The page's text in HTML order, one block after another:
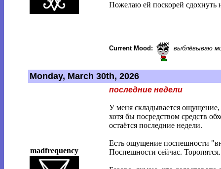
Пожелаю ей поскорей сдохнуть
Current Mood: выблёвываю
Monday, March 30th, 2026
madfrequency
последние недели
У меня складывается ощущение,
хотя бы посредством средств
остаётся последние недели.
Есть ощущение поспешности
Поспешности сейчас. Торопятся.